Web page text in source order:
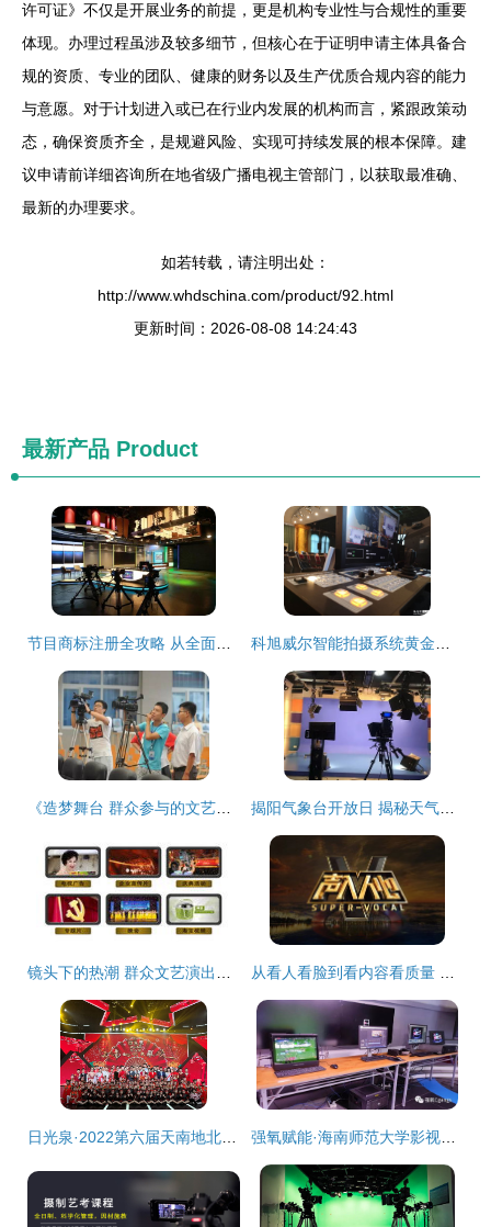
许可证》不仅是开展业务的前提，更是机构专业性与合规性的重要
体现。办理过程虽涉及较多细节，但核心在于证明申请主体具备合
规的资质、专业的团队、健康的财务以及生产优质合规内容的能力
与意愿。对于计划进入或已在行业内发展的机构而言，紧跟政策动
态，确保资质齐全，是规避风险、实现可持续发展的根本保障。建
议申请前详细咨询所在地省级广播电视主管部门，以获取最准确、
最新的办理要求。
如若转载，请注明出处：
http://www.whdschina.com/product/92.html
更新时间：2026-08-08 14:24:43
最新产品 Product